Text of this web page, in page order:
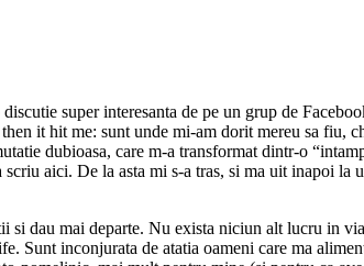
super interesanta de pe un grup de
it hit me: sunt unde mi-am dorit mereu sa fiu,
dubioasa, care m-a transformat dintr-o
aici. De la asta mi s-a tras, si ma uit inapoi
dau mai departe. Nu exista niciun alt lucru in
inconjurata de atatia oameni care ma